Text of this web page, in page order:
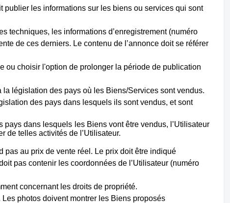
publier les informations sur les biens ou services qui sont
techniques, les informations d’enregistrement (numéro
de ces derniers. Le contenu de l’annonce doit se référer
ou choisir l'option de prolonger la période de publication
législation des pays où les Biens/Services sont vendus.
des pays dans lesquels ils sont vendus, et sont
dans lesquels les Biens vont être vendus, l’Utilisateur
de telles activités de l’Utilisateur.
pas au prix de vente réel. Le prix doit être indiqué
pas contenir les coordonnées de l’Utilisateur (numéro
concernant les droits de propriété.
photos doivent montrer les Biens proposés